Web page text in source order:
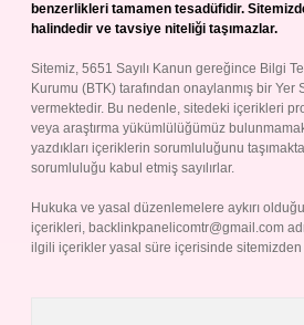
benzerlikleri tamamen tesadüfidir.
halindedir ve tavsiye niteliği taşımazlar.
Sitemiz, 5651 Sayılı Kanun gereğince Bilgi
Kurumu (BTK) tarafından onaylanmış bir Yer
vermektedir. Bu nedenle, sitedeki içerikleri
veya araştırma yükümlülüğümüz
yazdıkları içeriklerin sorumluluğunu
sorumluluğu kabul etmiş sayılırlar.
Hukuka ve yasal düzenlemelere aykırı
içerikleri, backlinkpanelicomtr@gmail.com
ilgili içerikler yasal süre içerisinde sitemizden